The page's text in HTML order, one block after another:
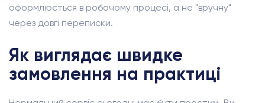
оформлюється в робочому процесі, а не "вручну"
через довгі переписки.
Як виглядає швидке
замовлення на практиці